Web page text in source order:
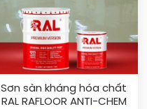
Sơn sàn kháng hóa chất
RAL RAFLOOR ANTI-CHEM